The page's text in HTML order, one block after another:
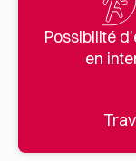
Possibilité
en